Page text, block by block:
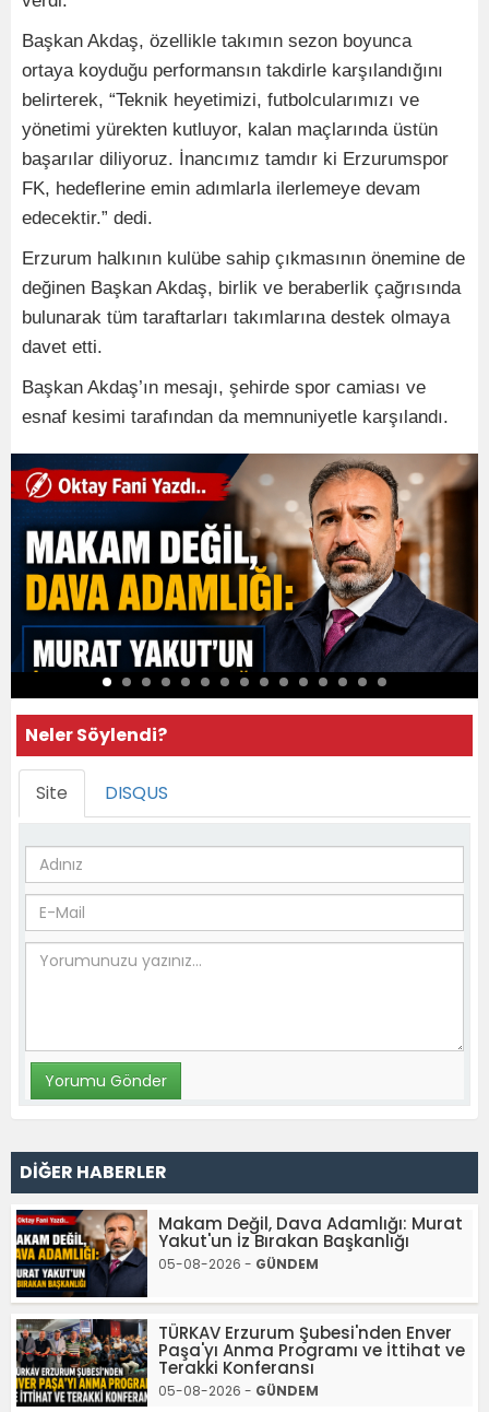
Başkan Akdaş, özellikle takımın sezon boyunca
ortaya koyduğu performansın takdirle karşılandığını
belirterek, “Teknik heyetimizi, futbolcularımızı ve
yönetimi yürekten kutluyor, kalan maçlarında üstün
başarılar diliyoruz. İnancımız tamdır ki Erzurumspor
FK, hedeflerine emin adımlarla ilerlemeye devam
edecektir.” dedi.
Erzurum halkının kulübe sahip çıkmasının önemine de
değinen Başkan Akdaş, birlik ve beraberlik çağrısında
bulunarak tüm taraftarları takımlarına destek olmaya
davet etti.
Başkan Akdaş’ın mesajı, şehirde spor camiası ve
esnaf kesimi tarafından da memnuniyetle karşılandı.
Neler Söylendi?
Site DISQUS
DİĞER HABERLER
Makam Değil, Dava Adamlığı: Murat
Yakut'un İz Bırakan Başkanlığı
05-08-2026 - GÜNDEM
TÜRKAV Erzurum Şubesi'nden Enver
Paşa'yı Anma Programı ve İttihat ve
Terakki Konferansı
05-08-2026 - GÜNDEM